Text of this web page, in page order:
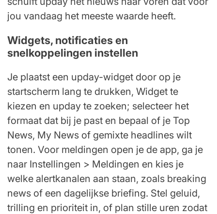
jou vandaag het meeste waarde heeft.
Widgets, notificaties en
snelkoppelingen instellen
Je plaatst een upday-widget door op je
startscherm lang te drukken, Widget te
kiezen en upday te zoeken; selecteer het
formaat dat bij je past en bepaal of je Top
News, My News of gemixte headlines wilt
tonen. Voor meldingen open je de app, ga je
naar Instellingen > Meldingen en kies je
welke alertkanalen aan staan, zoals breaking
news of een dagelijkse briefing. Stel geluid,
trilling en prioriteit in, of plan stille uren zodat